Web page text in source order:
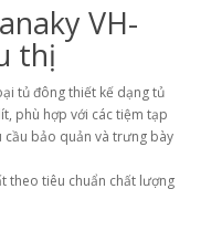
VH-
thị
tủ đông thiết kế dạng tủ
phù hợp với các tiệm tạp
cầu bảo quản và trưng bày
theo tiêu chuẩn chất lượng